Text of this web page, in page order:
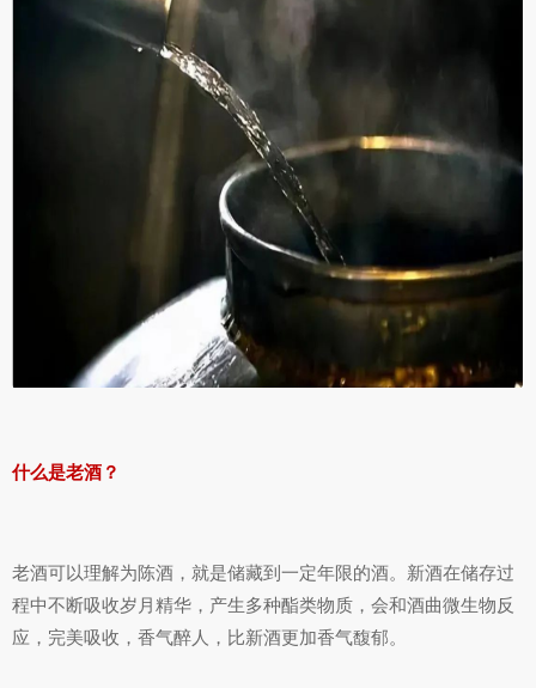
什么是老酒？
老酒可以理解为陈酒，就是储藏到一定年限的酒。新酒在储存过
程中不断吸收岁月精华，产生多种酯类物质，会和酒曲微生物反
应，完美吸收，香气醉人，比新酒更加香气馥郁。